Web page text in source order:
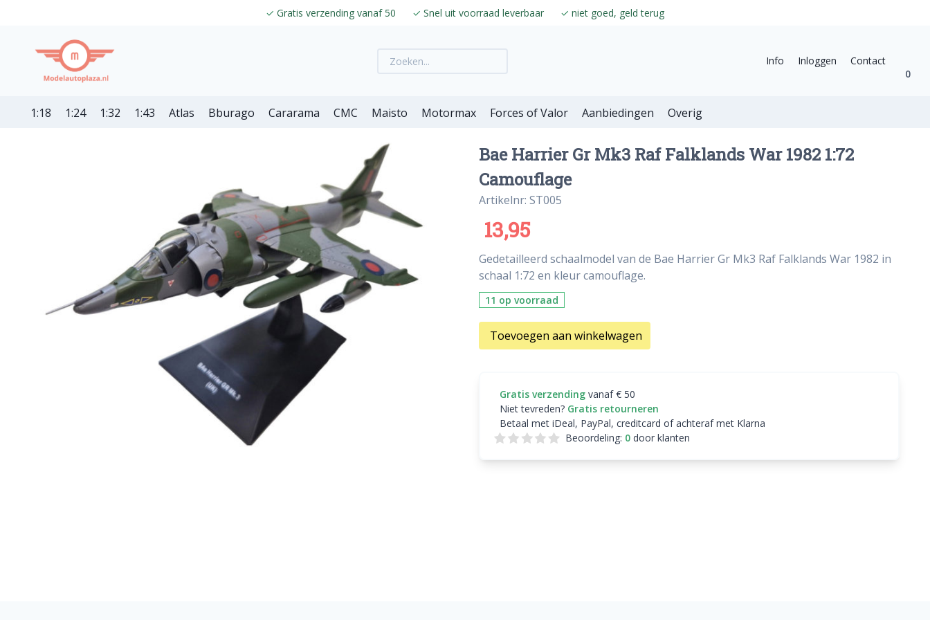
✓ Gratis verzending vanaf 50 ✓ Snel uit voorraad leverbaar ✓ niet goed, geld terug
Info Inloggen
Contact
0
1:18 1:24 1:32 1:43 Atlas Bburago Cararama CMC Maisto Motormax Forces of Valor Aanbiedingen Overig
Bae Harrier Gr Mk3 Raf Falklands War 1982 1:72
Camouflage
Artikelnr: ST005
13,95
Gedetailleerd schaalmodel van de Bae Harrier Gr Mk3 Raf Falklands War 1982 in
schaal 1:72 en kleur camouflage.
11 op voorraad
Toevoegen aan winkelwagen
Gratis verzending vanaf € 50
Niet tevreden? Gratis retourneren
Betaal met iDeal, PayPal, creditcard of achteraf met Klarna
Beoordeling: 0door klanten